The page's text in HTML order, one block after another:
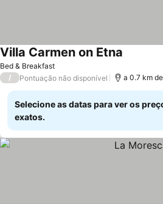
Bed & Breakfast
Villa Carmen on Etna
/ Pontuação não disponível a 0.7 km
Selecione as datas para ver os
exatos.